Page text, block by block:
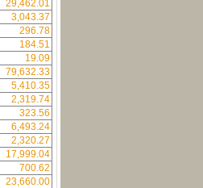
29,462.01
3,043.37
296.78
184.51
19.09
79,632.33
5,410.35
2,319.74
323.56
6,493.24
2,320.27
17,999.04
700.62
23,660.00